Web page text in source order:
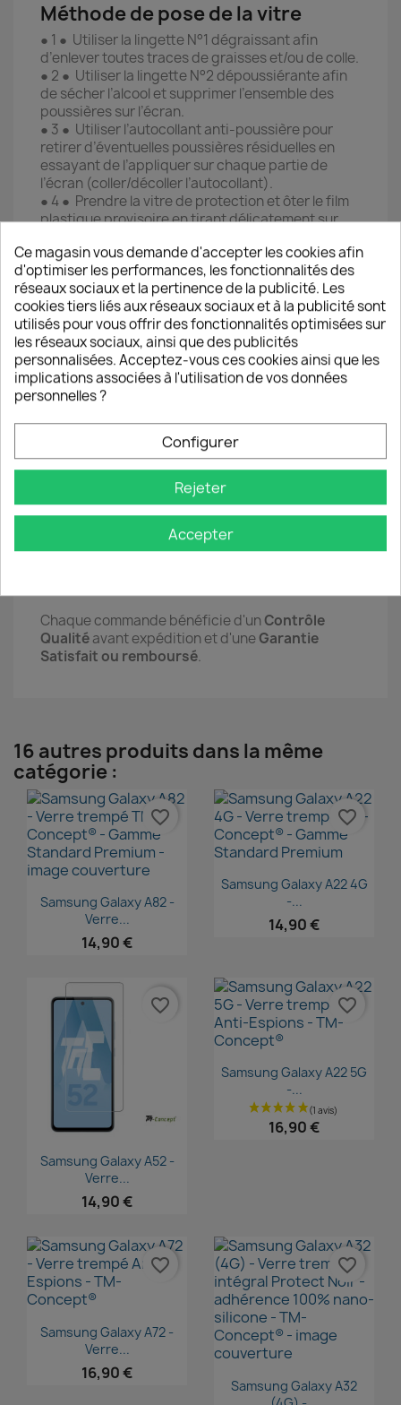
Méthode de pose de la vitre
● 1 ● Utiliser la lingette N°1 dégraissant afin
d’enlever toutes traces de graisses et/ou de colle.
● 2 ● Utiliser la lingette N°2 dépoussiérante afin
de sécher l’alcool et supprimer l’ensemble des
poussières sur l’écran.
● 3 ● Utiliser l’autocollant anti-poussière pour
retirer d’éventuelles poussières résiduelles en
essayant de l’appliquer sur chaque partie de
l’écran (coller/décoller l’autocollant).
● 4 ● Prendre la vitre de protection et ôter le film
plastique provisoire en tirant délicatement sur
● 5 ● Poser avec précision la vitre de protection
sur l’écran du Smartphone en l’alignant sur les
bords du téléphone (à réaliser juste après avoir
ôter le film pour éviter tout dépôt de poussière
sur la couche de silicone).
● 6 ● Effectuer des pressions du centre vers les
bords pour chasser progressivement les
éventuelles bulles d'air.
ℹ️ Si la vitre est mal placée ou si une
tache/poussière résistante provoque une bulle
d’air il est possible de la décoller pour la replacer
immédiatement en veillant à ne pas laisser de
poussière se poser.
Les vitres de protection TM-Concept®
respectent les meilleurs standards du marché
Chaque commande bénéficie d'un Contrôle
Qualitéavant expédition et d'uneGarantie
Satisfait ou remboursé.
16 autres produits dans la même
catégorie :
Aperçu rapide
Samsung Galaxy A82 -
Verre...
14,90 €
favorite_border
Aperçu rapide
Samsung Galaxy A22 4G
-...
14,90 €
favorite_border
Aperçu rapide
Samsung Galaxy A52 -
Verre...
14,90 €
favorite_border
Aperçu rapide
Samsung Galaxy A22 5G
-...
16,90 €
favorite_border
Aperçu rapide
Samsung Galaxy A72 -
Verre...
16,90 €
favorite_border
Aperçu rapide
Samsung Galaxy A32
favorite_border
Ce magasin vous demande d'accepter les cookies afin
d'optimiser les performances, les fonctionnalités des
réseaux sociaux et la pertinence de la publicité. Les
cookies tiers liés aux réseaux sociaux et à la publicité sont
utilisés pour vous offrir des fonctionnalités optimisées sur
les réseaux sociaux, ainsi que des publicités
personnalisées. Acceptez-vous ces cookies ainsi que les
implications associées à l'utilisation de vos données
personnelles ?
Configurer
Rejeter
Accepter